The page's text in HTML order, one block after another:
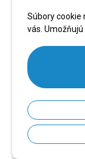
Súbory cookie
vás.
© 2026